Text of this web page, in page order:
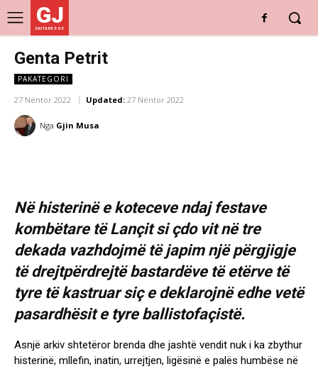
GJ
DRITARE E RE
Genta Petrit
PAKATEGORI
27 Nëntor 2022 Updated: 27 Nëntor 2022
Nga Gjin Musa
Në histerinë e koteceve ndaj festave
kombëtare të Lançit si çdo vit në tre
dekada vazhdojmë të japim një përgjigje
të drejtpërdrejtë bastardëve të etërve të
tyre të kastruar siç e deklarojnë edhe vetë
pasardhësit e tyre ballistofaçistë.
Asnjë arkiv shtetëror brenda dhe jashtë vendit nuk i ka zbythur
histerinë, mllefin, inatin, urrejtjen, ligësinë e palës humbëse në